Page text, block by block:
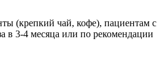
(крепкий чай, кофе), пациентам с
в 3-4 месяца или по рекомендации